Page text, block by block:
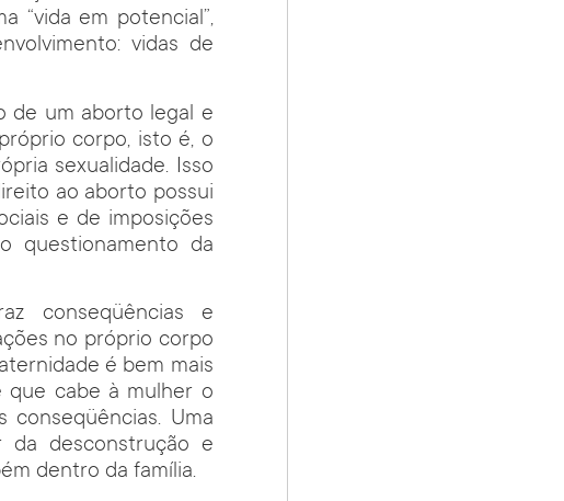
“vida em potencial”,
vidas de
de um aborto legal e
corpo, isto é, o
sexualidade. Isso
ao aborto possui
e de imposições
questionamento da
conseqüências e
no próprio corpo
é bem mais
que cabe à mulher o
Uma
desconstrução e
dentro da família.